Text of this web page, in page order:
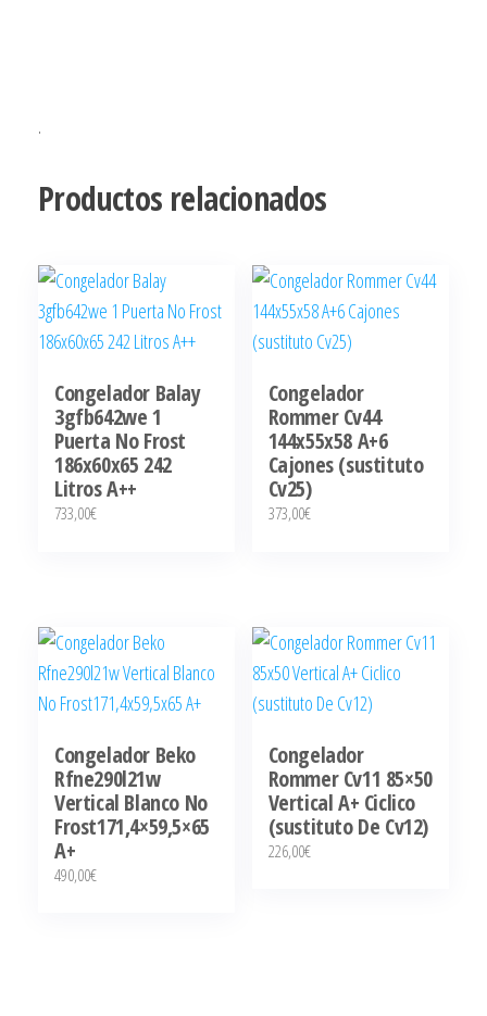
.
Productos relacionados
Congelador Balay
3gfb642we 1
Puerta No Frost
186x60x65 242
Litros A++
733,00€
Congelador
Rommer Cv44
144x55x58 A+6
Cajones (sustituto
Cv25)
373,00€
Congelador Beko
Rfne290l21w
Vertical Blanco No
Frost171,4×59,5×65
A+
490,00€
Congelador
Rommer Cv11 85×50
Vertical A+ Ciclico
(sustituto De Cv12)
226,00€